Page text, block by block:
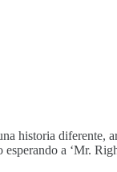
historia diferente,
a ‘Mr.